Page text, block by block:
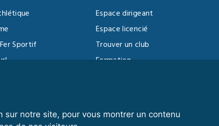
notre site, pour vous montrer un contenu
Sportif
Espace dirigeant
Espace licencié
Trouver un club
Formation